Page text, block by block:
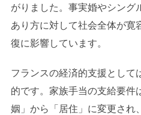
がりました。事実婚やシング
あり方に対して社会全体が寛
復に影響しています。
フランスの経済的支援として
的です。家族手当の支給要件
姻」から「居住」に変更され